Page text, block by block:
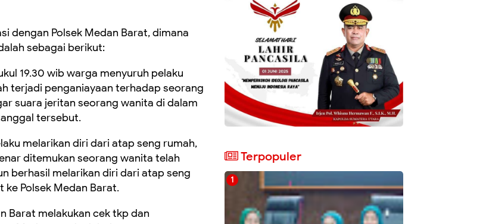
dengan Polsek Medan Barat, dimana
sebagai berikut:
19.30 wib warga menyuruh pelaku
terjadi penganiayaan terhadap seorang
suara jeritan seorang wanita di dalam
tersebut.
melarikan diri dari atap seng rumah,
ditemukan seorang wanita telah
berhasil melarikan diri dari atap seng
Polsek Medan Barat.
Barat melakukan cek tkp dan
Terpopuler